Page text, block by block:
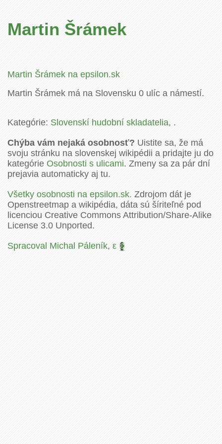
Martin Šrámek
Martin Šrámek na epsilon.sk
Martin Šrámek má na Slovensku 0 ulíc a námestí.
Kategórie:Slovenskí hudobní skladatelia, .
Chýba vám nejaká osobnosť?Uistite sa, že má
svoju stránku na slovenskej wikipédii a pridajte ju do
kategórieOsobnosti s ulicami. Zmeny sa za pár dní
prejavia automaticky aj tu.
Všetky osobnosti na epsilon.sk.Zdrojom dát je
Openstreetmap a wikipédia, dáta sú šíriteľné pod
licenciou Creative Commons Attribution/Share-Alike
License 3.0 Unported.
Spracoval Michal Páleník,ε